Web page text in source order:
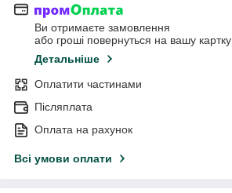
Ви отримаєте замовлення
або гроші повернуться на вашу картку
Детальніше
Оплатити частинами
Післяплата
Оплата на рахунок
Всі умови оплати